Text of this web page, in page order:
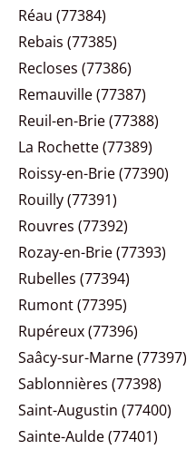
Réau (77384)
Rebais (77385)
Recloses (77386)
Remauville (77387)
Reuil-en-Brie (77388)
La Rochette (77389)
Roissy-en-Brie (77390)
Rouilly (77391)
Rouvres (77392)
Rozay-en-Brie (77393)
Rubelles (77394)
Rumont (77395)
Rupéreux (77396)
Saâcy-sur-Marne (77397)
Sablonnières (77398)
Saint-Augustin (77400)
Sainte-Aulde (77401)